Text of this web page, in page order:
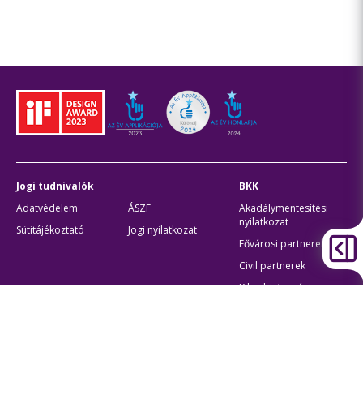
Jogi tudnivalók
Adatvédelem
ÁSZF
Sütitájékoztató
Jogi nyilatkozat
BKK
Akadálymentesítési
nyilatkozat
Fővárosi partnerek
Civil partnerek
Kiberbiztonsági